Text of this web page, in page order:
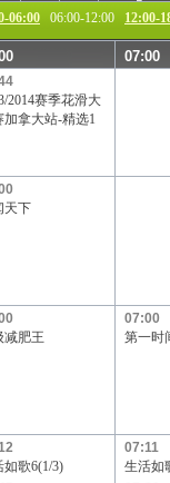
CCTV-娱乐 CCTV-戏
先锋纪录 现代女性
早期教育 CCTV证券
CCTV-汽摩
内蒙古卫 吉林卫视
青海卫视 宁夏卫视
06:00 06:00-12:00 12:00-
07:00
2014赛季花滑大
加拿大站-精选1
天下
减肥王
07:00
第一时
如歌6(1/3)
07:11
生活如